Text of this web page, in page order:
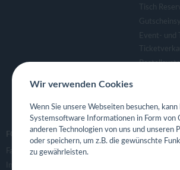
Tisch
Event- und
Eigene App
FOLGE UNS
Facebook
Instagram
Wir verwenden Cookies
Wenn Sie unsere Webseiten besuchen, kann
Systemsoftware Informationen in Form von
anderen Technologien von uns und unseren
oder speichern, um z.B. die gewünschte
zu gewährleisten.